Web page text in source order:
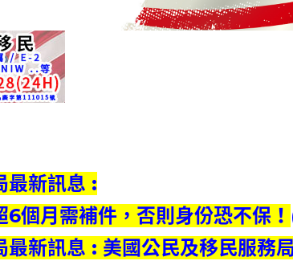
最新訊息 :
6個月需補件，否則身份恐不保！
最新訊息 : 美國公民及移民服務